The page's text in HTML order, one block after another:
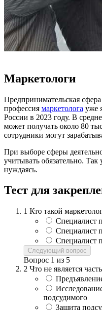
Маркетологи
Предпринимательская
профессия маркетолога уже
России в 2023 году. В
может получать около 80
сотрудники могут
При выборе сферы
учитывать обязательно.
нуждаясь.
Тест для
1 Кто такой
Специалист
Специалист
Специалист
Следующий вопрос
Вопрос 1 из 5
2 Что не является
подсудимого
Защита